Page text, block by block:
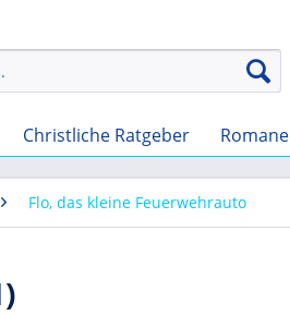
Christliche Ratgeber Romane
Flo, das kleine Feuerwehrauto